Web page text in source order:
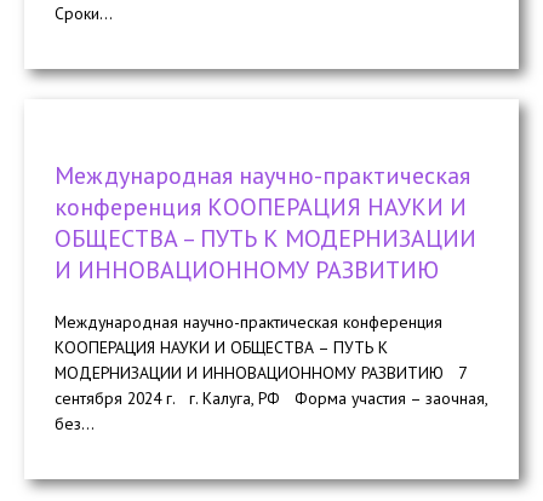
Сроки...
Международная научно-практическая
конференция КООПЕРАЦИЯ НАУКИ И
ОБЩЕСТВА – ПУТЬ К МОДЕРНИЗАЦИИ
И ИННОВАЦИОННОМУ РАЗВИТИЮ
Международная научно-практическая конференция
КООПЕРАЦИЯ НАУКИ И ОБЩЕСТВА – ПУТЬ К
МОДЕРНИЗАЦИИ И ИННОВАЦИОННОМУ РАЗВИТИЮ 7
сентября 2024 г. г. Калуга, РФ Форма участия – заочная,
без...